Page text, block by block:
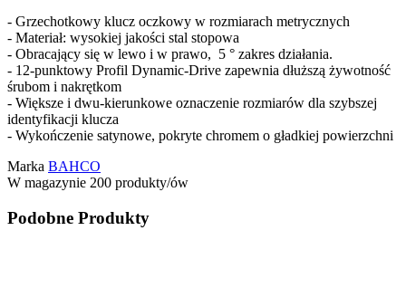
- Grzechotkowy klucz oczkowy w rozmiarach metrycznych
- Materiał: wysokiej jakości stal stopowa
- Obracający się w lewo i w prawo, 5 ° zakres działania.
- 12-punktowy Profil Dynamic-Drive zapewnia dłuższą żywotność
śrubom i nakrętkom
- Większe i dwu-kierunkowe oznaczenie rozmiarów dla szybszej
identyfikacji klucza
- Wykończenie satynowe, pokryte chromem o gładkiej powierzchni
Marka BAHCO
W magazynie 200 produkty/ów
Podobne Produkty